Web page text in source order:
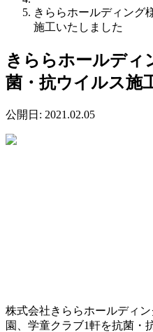
きららホールディング
施工いたしました
きららホールディ
菌・抗ウイルス施
公開日: 2021.02.05
株式会社きららホールディ
園、学童クラブ1軒を抗菌・